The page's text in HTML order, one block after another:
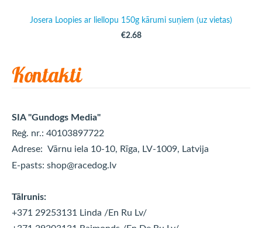
Kontakti
SIA "Gundogs Media"
Reģ. nr.: 40103897722
Adrese: Vārnu iela 10-10, Rīga, LV-1009, Latvija
E-pasts: shop@racedog.lv
Tālrunis:
+371 29253131 Linda /En Ru Lv/
Josera Loopies ar liellopu 150g kārumi suņiem (uz vietas)
€2.68